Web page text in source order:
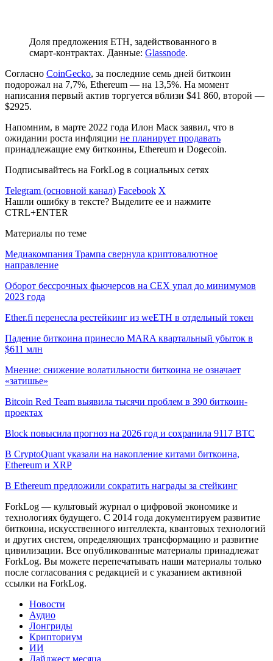
Доля предложения ETH, задействованного в
смарт-контрактах. Данные: Glassnode.
Согласно CoinGecko, за последние семь дней биткоин
подорожал на 7,7%, Ethereum — на 13,5%. На момент
написания первый актив торгуется вблизи $41 860, второй —
$2925.
Напомним, в марте 2022 года Илон Маск заявил, что в
ожидании роста инфляции не планирует продавать
принадлежащие ему биткоины, Ethereum и Dogecoin.
Подписывайтесь на ForkLog в социальных сетях
Telegram (основной канал) Facebook X
Нашли ошибку в тексте? Выделите ее и нажмите
CTRL+ENTER
Материалы по теме
Медиакомпания Трампа свернула криптовалютное
направление
Оборот бессрочных фьючерсов на CEX упал до минимумов
2023 года
Ether.fi перенесла рестейкинг из weETH в отдельный токен
Падение биткоина принесло MARA квартальный убыток в
$611 млн
Мнение: снижение волатильности биткоина не означает
«затишье»
Bitcoin Red Team выявила тысячи проблем в 390 биткоин-
проектах
Block повысила прогноз на 2026 год и сохранила 9117 BTC
В CryptoQuant указали на накопление китами биткоина,
Ethereum и XRP
В Ethereum предложили сократить награды за стейкинг
ForkLog — культовый журнал о цифровой экономике и
технологиях будущего. С 2014 года документируем развитие
биткоина, искусственного интеллекта, квантовых технологий
и других систем, определяющих трансформацию и развитие
цивилизации. Все опубликованные материалы принадлежат
ForkLog. Вы можете перепечатывать наши материалы только
после согласования с редакцией и с указанием активной
ссылки на ForkLog.
Новости
Аудио
Лонгриды
Крипториум
ИИ
Дайджест месяца